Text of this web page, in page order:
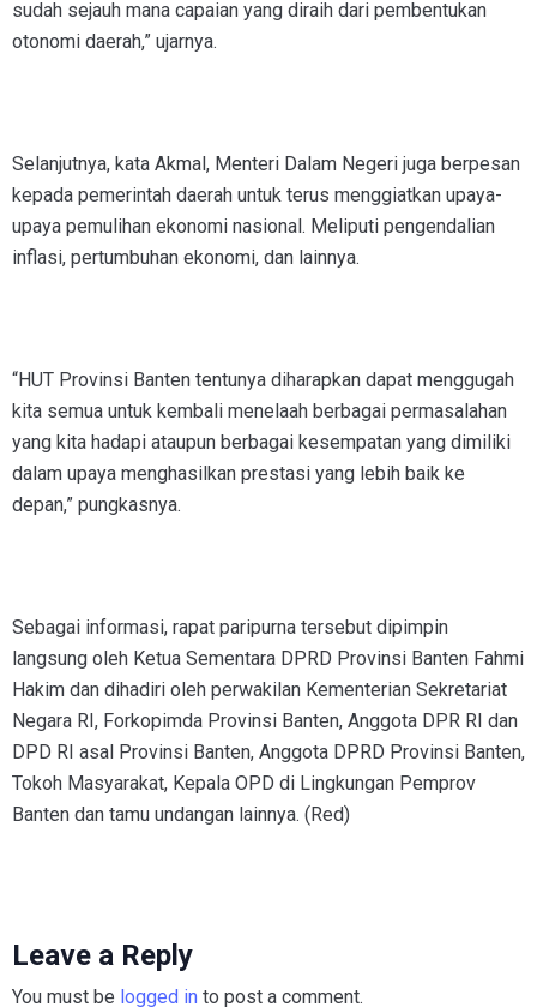
sudah sejauh mana capaian yang diraih dari pembentukan
otonomi daerah,” ujarnya.
Selanjutnya, kata Akmal, Menteri Dalam Negeri juga berpesan
kepada pemerintah daerah untuk terus menggiatkan upaya-
upaya pemulihan ekonomi nasional. Meliputi pengendalian
inflasi, pertumbuhan ekonomi, dan lainnya.
“HUT Provinsi Banten tentunya diharapkan dapat menggugah
kita semua untuk kembali menelaah berbagai permasalahan
yang kita hadapi ataupun berbagai kesempatan yang dimiliki
dalam upaya menghasilkan prestasi yang lebih baik ke
depan,” pungkasnya.
Sebagai informasi, rapat paripurna tersebut dipimpin
langsung oleh Ketua Sementara DPRD Provinsi Banten Fahmi
Hakim dan dihadiri oleh perwakilan Kementerian Sekretariat
Negara RI, Forkopimda Provinsi Banten, Anggota DPR RI dan
DPD RI asal Provinsi Banten, Anggota DPRD Provinsi Banten,
Tokoh Masyarakat, Kepala OPD di Lingkungan Pemprov
Banten dan tamu undangan lainnya. (Red)
Leave a Reply
You must be logged in to post a comment.